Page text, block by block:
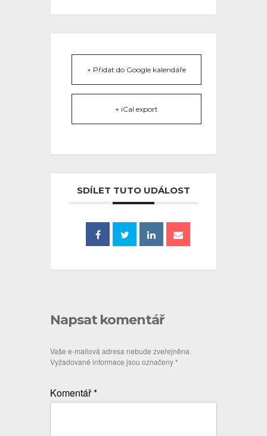
+ Přidat do Google kalendáře
+ iCal export
SDÍLET TUTO UDÁLOST
Napsat komentář
Vaše e-mailová adresa nebude zveřejněna.
Vyžadované informace jsou označeny*
Komentář*